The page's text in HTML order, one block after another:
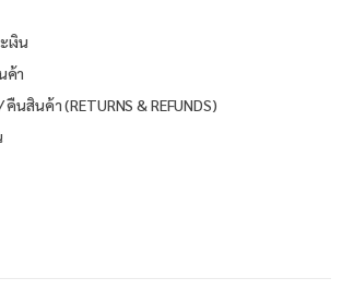
เงิน
ค้า
นสินค้า (RETURNS & REFUNDS)